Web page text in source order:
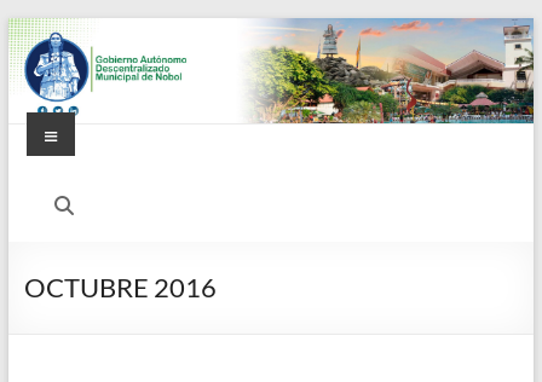
Saltar
al
contenido
Alcaldía
de
Menú
OCTUBRE 2016